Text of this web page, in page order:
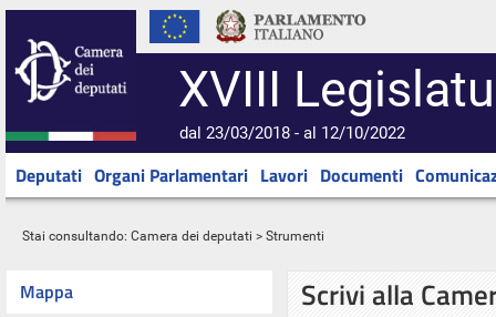
XVIII
dal 23/03/2018 - al 12/10/2022
Deputati Organi Parlamentari Lavori Documenti
Stai consultando: Camera dei deputati > Strumenti
Mappa Scrivi alla